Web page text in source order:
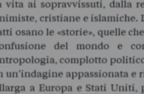
vita ai sopravvissuti, dalla
cristiane e islamiche.
osano le «storie», quelle
del mondo e
complotto
un’indagine appassionata e
a Europa e Stati Uniti,